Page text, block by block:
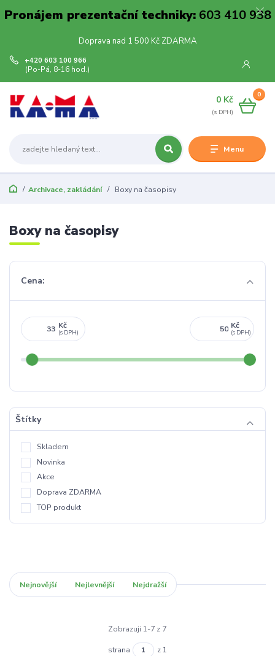
Pronájem prezentační techniky:603 410 938
Doprava nad 1 500 Kč ZDARMA
Menu
+420 603 100 966
(Po-Pá, 8-16 hod.)
0
0 Kč
Archivace, zakládání Boxy na časopisy
Boxy na časopisy
Cena:
Kč Kč
Štítky
Skladem
Novinka
Akce
Doprava ZDARMA
TOP produkt
Nejnovější Nejlevnější Nejdražší
Zobrazuji 1-7 z 7
strana z 1